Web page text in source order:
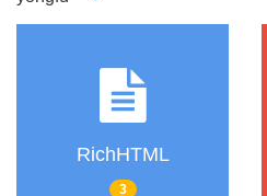
RichHTML
3